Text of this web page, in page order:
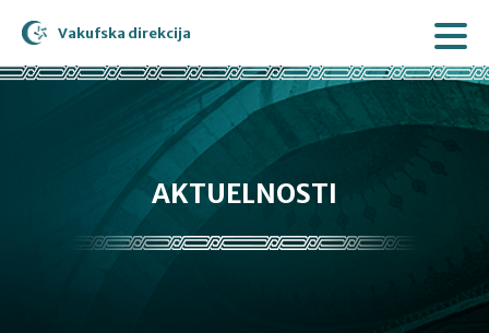
Vakufska direkcija
AKTUELNOSTI